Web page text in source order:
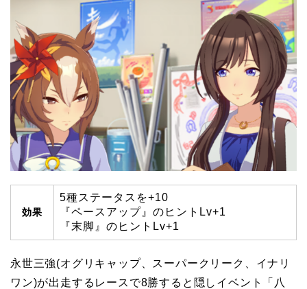
効果
5種ステータスを+10
『ペースアップ』のヒントLv+1
『末脚』のヒントLv+1
永世三強(オグリキャップ、スーパークリーク、イナリ
ワン)が出走するレースで8勝すると隠しイベント「八